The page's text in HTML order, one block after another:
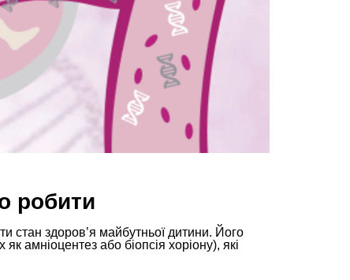
робити
стан здоров’я майбутньої дитини. Його
амніоцентез або біопсія хоріону), які